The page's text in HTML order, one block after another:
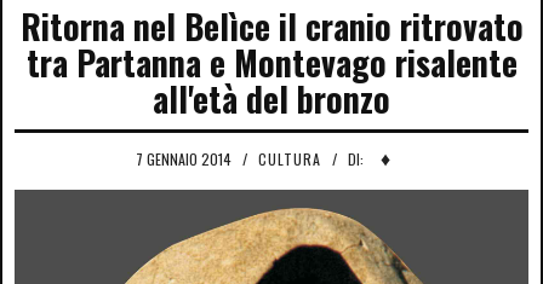
Ritorna nel Belìce il cranio ritrovato
tra Partanna e Montevago risalente
all'età del bronzo
7 GENNAIO 2014 / CULTURA / DI: ♦